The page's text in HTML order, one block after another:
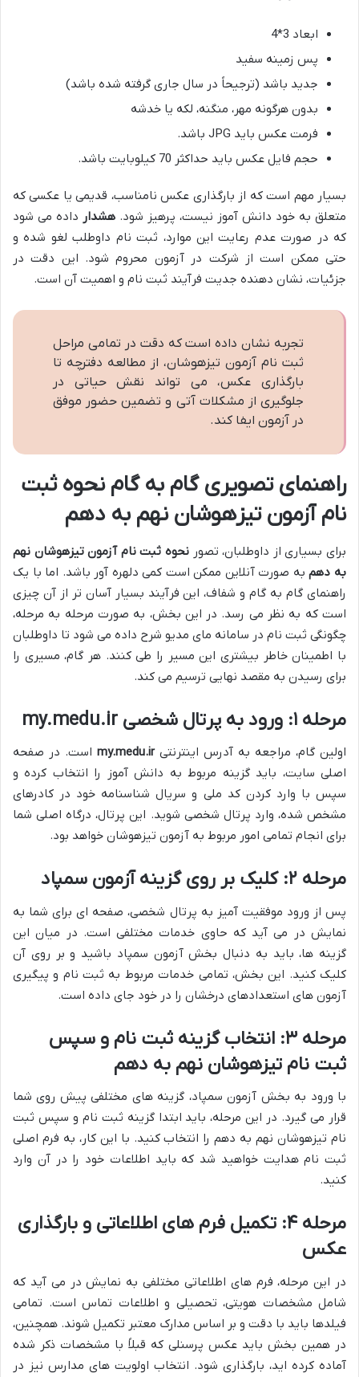
ابعاد 3*4
پس زمینه سفید
جدید باشد (ترجیحاً در سال جاری گرفته شده باشد)
بدون هرگونه مهر، منگنه، لکه یا خدشه
فرمت عکس باید JPG باشد.
حجم فایل عکس باید حداکثر 70 کیلوبایت باشد.
بسیار مهم است که از بارگذاری عکس نامناسب، قدیمی یا عکسی که
متعلق به خود دانش آموز نیست، پرهیز شود. هشدار داده می شود
که در صورت عدم رعایت این موارد، ثبت نام داوطلب لغو شده و
حتی ممکن است از شرکت در آزمون محروم شود. این دقت در
جزئیات، نشان دهنده جدیت فرآیند ثبت نام و اهمیت آن است.
تجربه نشان داده است که دقت در تمامی مراحل
ثبت نام آزمون تیزهوشان، از مطالعه دفترچه تا
بارگذاری عکس، می تواند نقش حیاتی در
جلوگیری از مشکلات آتی و تضمین حضور موفق
در آزمون ایفا کند.
راهنمای تصویری گام به گام نحوه ثبت
نام آزمون تیزهوشان نهم به دهم
برای بسیاری از داوطلبان، تصور نحوه ثبت نام آزمون تیزهوشان نهم
به دهمبه صورت آنلاین ممکن است کمی دلهره آور باشد. اما با یک
راهنمای گام به گام و شفاف، این فرآیند بسیار آسان تر از آن چیزی
است که به نظر می رسد. در این بخش، به صورت مرحله به مرحله،
چگونگی ثبت نام در سامانه مای مدیو شرح داده می شود تا داوطلبان
با اطمینان خاطر بیشتری این مسیر را طی کنند. هر گام، مسیری را
برای رسیدن به مقصد نهایی ترسیم می کند.
مرحله ۱: ورود به پرتال شخصی my.medu.ir
اولین گام، مراجعه به آدرس اینترنتیmy.medu.ir است. در صفحه
اصلی سایت، باید گزینه مربوط به دانش آموز را انتخاب کرده و
سپس با وارد کردن کد ملی و سریال شناسنامه خود در کادرهای
مشخص شده، وارد پرتال شخصی شوید. این پرتال، درگاه اصلی شما
برای انجام تمامی امور مربوط به آزمون تیزهوشان خواهد بود.
مرحله ۲: کلیک بر روی گزینه آزمون سمپاد
پس از ورود موفقیت آمیز به پرتال شخصی، صفحه ای برای شما به
نمایش در می آید که حاوی خدمات مختلفی است. در میان این
گزینه ها، باید به دنبال بخش آزمون سمپاد باشید و بر روی آن
کلیک کنید. این بخش، تمامی خدمات مربوط به ثبت نام و پیگیری
آزمون های استعدادهای درخشان را در خود جای داده است.
مرحله ۳: انتخاب گزینه ثبت نام و سپس
ثبت نام تیزهوشان نهم به دهم
با ورود به بخش آزمون سمپاد، گزینه های مختلفی پیش روی شما
قرار می گیرد. در این مرحله، باید ابتدا گزینه ثبت نام و سپس ثبت
نام تیزهوشان نهم به دهم را انتخاب کنید. با این کار، به فرم اصلی
ثبت نام هدایت خواهید شد که باید اطلاعات خود را در آن وارد
کنید.
مرحله ۴: تکمیل فرم های اطلاعاتی و بارگذاری
عکس
در این مرحله، فرم های اطلاعاتی مختلفی به نمایش در می آید که
شامل مشخصات هویتی، تحصیلی و اطلاعات تماس است. تمامی
فیلدها باید با دقت و بر اساس مدارک معتبر تکمیل شوند. همچنین،
در همین بخش باید عکس پرسنلی که قبلاً با مشخصات ذکر شده
آماده کرده اید، بارگذاری شود. انتخاب اولویت های مدارس نیز در